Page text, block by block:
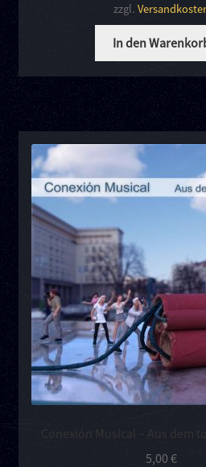
zzgl.
In den
Conexión Musical – Aus dem
5,00€